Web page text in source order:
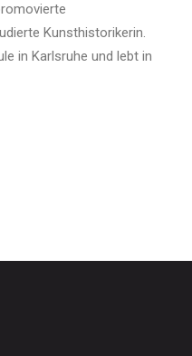
Kunsthistorikerin.
in Karlsruhe und lebt in